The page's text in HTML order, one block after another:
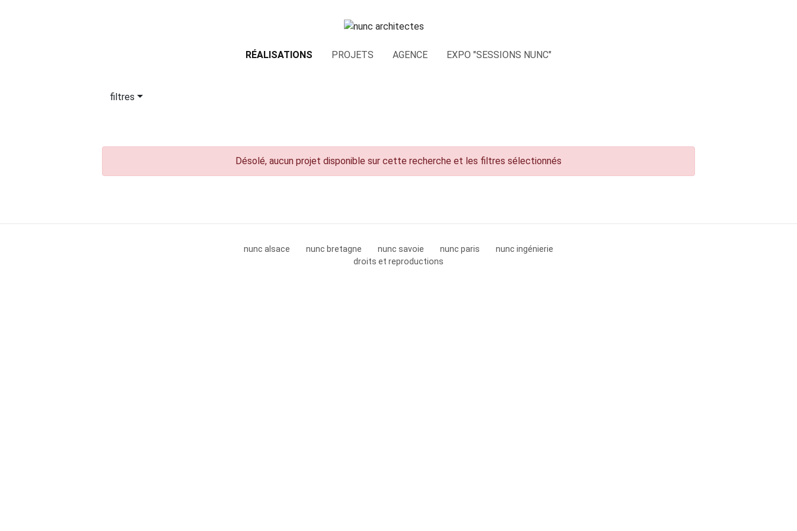
RÉALISATIONS PROJETS AGENCE EXPO "SESSIONS NUNC"
filtres
Désolé, aucun projet disponible sur cette recherche et les filtres sélectionnés
nunc alsace nunc bretagne nunc savoie nunc paris
nunc ingénierie
droits et reproductions